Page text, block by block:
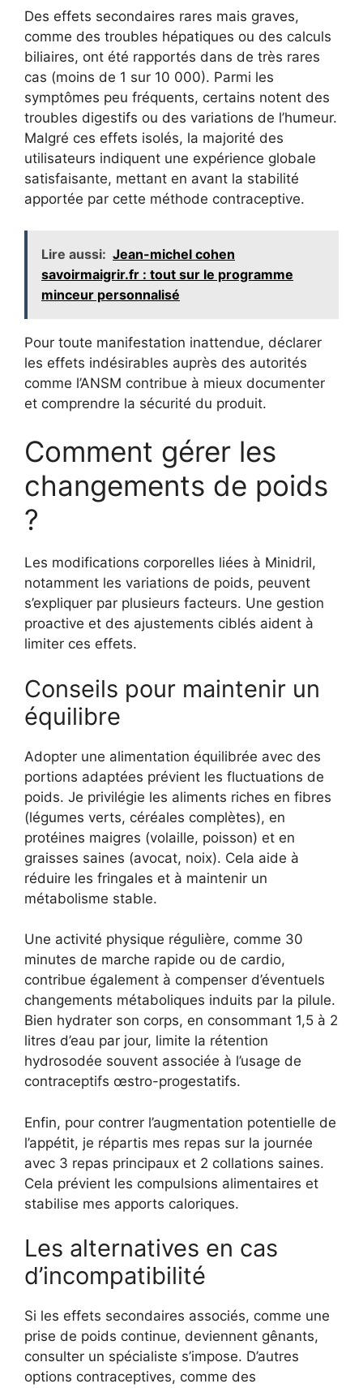
Des effets secondaires rares mais graves,
comme des troubles hépatiques ou des calculs
biliaires, ont été rapportés dans de très rares
cas (moins de 1 sur 10 000). Parmi les
symptômes peu fréquents, certains notent des
troubles digestifs ou des variations de l’humeur.
Malgré ces effets isolés, la majorité des
utilisateurs indiquent une expérience globale
satisfaisante, mettant en avant la stabilité
apportée par cette méthode contraceptive.
Lire aussi: Jean-michel cohen
savoirmaigrir.fr : tout sur le programme
minceur personnalisé
Pour toute manifestation inattendue, déclarer
les effets indésirables auprès des autorités
comme l’ANSM contribue à mieux documenter
et comprendre la sécurité du produit.
Comment gérer les
changements de poids
?
Les modifications corporelles liées à Minidril,
notamment les variations de poids, peuvent
s’expliquer par plusieurs facteurs. Une gestion
proactive et des ajustements ciblés aident à
limiter ces effets.
Conseils pour maintenir un
équilibre
Adopter une alimentation équilibrée avec des
portions adaptées prévient les fluctuations de
poids. Je privilégie les aliments riches en fibres
(légumes verts, céréales complètes), en
protéines maigres (volaille, poisson) et en
graisses saines (avocat, noix). Cela aide à
réduire les fringales et à maintenir un
métabolisme stable.
Une activité physique régulière, comme 30
minutes de marche rapide ou de cardio,
contribue également à compenser d’éventuels
changements métaboliques induits par la pilule.
Bien hydrater son corps, en consommant 1,5 à 2
litres d’eau par jour, limite la rétention
hydrosodée souvent associée à l’usage de
contraceptifs œstro-progestatifs.
Enfin, pour contrer l’augmentation potentielle de
l’appétit, je répartis mes repas sur la journée
avec 3 repas principaux et 2 collations saines.
Cela prévient les compulsions alimentaires et
stabilise mes apports caloriques.
Les alternatives en cas
d’incompatibilité
Si les effets secondaires associés, comme une
prise de poids continue, deviennent gênants,
consulter un spécialiste s’impose. D’autres
options contraceptives, comme des